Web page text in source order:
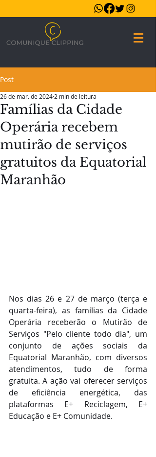
Post
Famílias da Cidade
Operária recebem
mutirão de serviços
gratuitos da Equatorial
Maranhão
26 de mar. de 2024 2 min de leitura
Nos dias 26 e 27 de março (terça e
quarta-feira), as famílias da Cidade
Operária receberão o Mutirão de
Serviços "Pelo cliente todo dia", um
conjunto de ações sociais da
Equatorial Maranhão, com diversos
atendimentos, tudo de forma
gratuita. A ação vai oferecer serviços
de eficiência energética, das
plataformas E+ Reciclagem, E+
Educação e E+ Comunidade.